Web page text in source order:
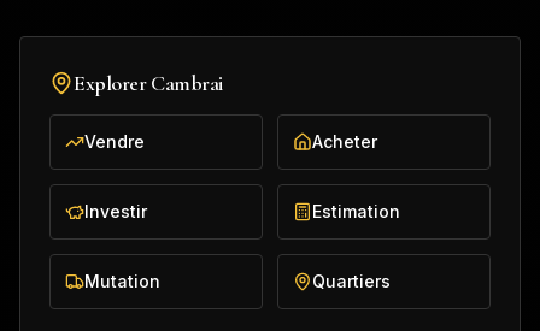
ExplorerCambrai
Vendre Acheter
Investir Estimation
Mutation Quartiers